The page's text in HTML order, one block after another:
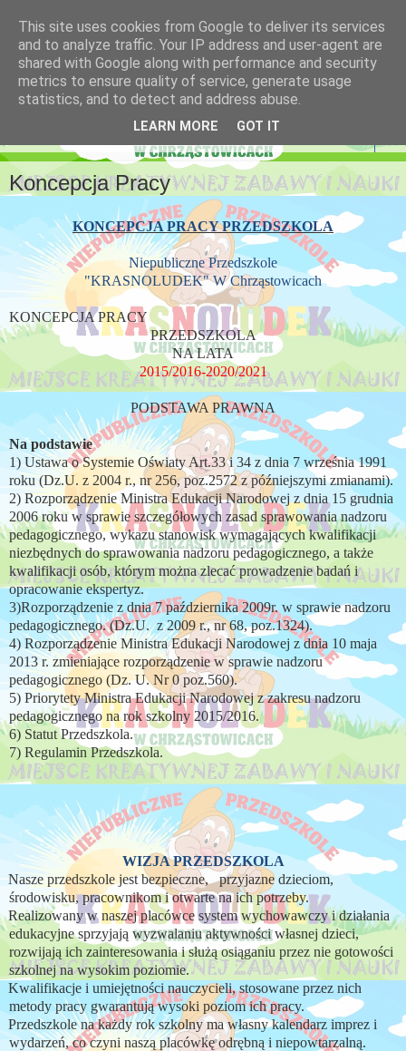
Niepubliczne Przedszkole
Krasnoludek
Koncepcja Pracy
KONCEPCJA PRACY PRZEDSZKOLA
Niepubliczne Przedszkole
"KRASNOLUDEK" W Chrząstowicach
KONCEPCJA PRACY
PRZEDSZKOLA
NA LATA
2015/2016-2020/2021
PODSTAWA PRAWNA
Na podstawie
1) Ustawa o Systemie Oświaty Art.33 i 34 z dnia 7 września 1991
roku (Dz.U. z 2004 r., nr 256, poz.2572 z późniejszymi zmianami).
2) Rozporządzenie Ministra Edukacji Narodowej z dnia 15 grudnia
2006 roku w sprawie szczegółowych zasad sprawowania nadzoru
pedagogicznego, wykazu stanowisk wymagających kwalifikacji
niezbędnych do sprawowania nadzoru pedagogicznego, a także
kwalifikacji osób, którym można zlecać prowadzenie badań i
opracowanie ekspertyz.
3)Rozporządzenie z dnia 7 października 2009r. w sprawie nadzoru
pedagogicznego. (Dz.U. z 2009 r., nr 68, poz.1324).
4) Rozporządzenie Ministra Edukacji Narodowej z dnia 10 maja
2013 r. zmieniające rozporządzenie w sprawie nadzoru
pedagogicznego (Dz. U. Nr 0 poz.560).
5) Priorytety Ministra Edukacji Narodowej z zakresu nadzoru
pedagogicznego na rok szkolny 2015/2016.
6) Statut Przedszkola.
7) Regulamin Przedszkola.
WIZJA PRZEDSZKOLA
Nasze przedszkole jest bezpieczne, przyjazne dzieciom,
środowisku, pracownikom i otwarte na ich potrzeby.
Realizowany w naszej placówce system wychowawczy i działania
edukacyjne sprzyjają wyzwalaniu aktywności własnej dzieci,
rozwijają ich zainteresowania i służą osiąganiu przez nie gotowości
szkolnej na wysokim poziomie.
Kwalifikacje i umiejętności nauczycieli, stosowane przez nich
metody pracy gwarantują wysoki poziom ich pracy.
Przedszkole na każdy rok szkolny ma własny kalendarz imprez i
wydarzeń, co czyni naszą placówkę odrębną i niepowtarzalną.
This site uses cookies from Google to deliver its services
and to analyze traffic. Your IP address and user-agent are
shared with Google along with performance and security
metrics to ensure quality of service, generate usage
statistics, and to detect and address abuse.
LEARN MORE GOT IT